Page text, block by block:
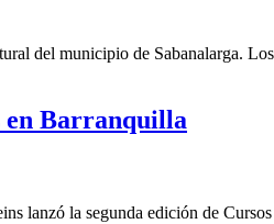
del municipio de Sabanalarga. Los
en Barranquilla
lanzó la segunda edición de